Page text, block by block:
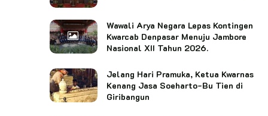
Wawali Arya Negara Lepas Kontingen
Kwarcab Denpasar Menuju Jambore
Nasional XII Tahun 2026.
Jelang Hari Pramuka, Ketua Kwarnas
Kenang Jasa Soeharto-Bu Tien di
Giribangun